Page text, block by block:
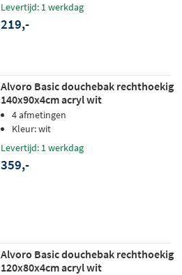
Levertijd: 1 werkdag
219,-
Alvoro Basic douchebak rechthoekig
140x90x4cm acryl wit
4 afmetingen
Kleur: wit
Levertijd: 1 werkdag
359,-
Alvoro Basic douchebak rechthoekig
120x80x4cm acryl wit